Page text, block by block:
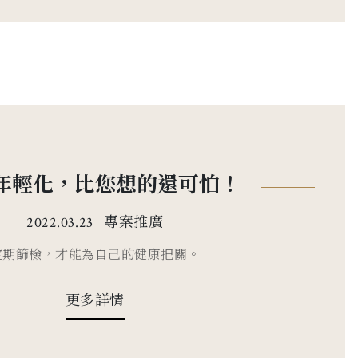
輕化，比您想的還可怕！
2022.03.23 專案推廣
篩檢，才能為自己的健康把關。
更多詳情